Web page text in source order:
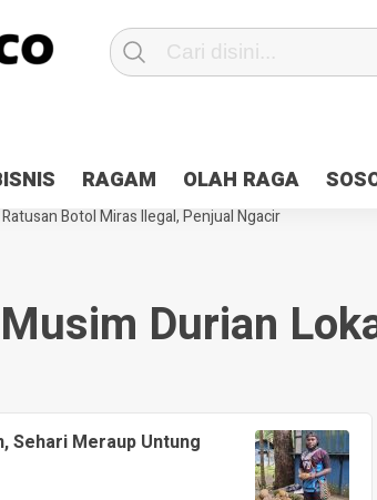
RAGAM OLAH RAGA
jam di Kota Jayapura
Pesan Sejuk Polri di
Hibah Pilkada Jayapura Cair 10 Persen,
Botol Miras Ilegal, Penjual Ngacir
Musim Durian
Sehari Meraup Untung